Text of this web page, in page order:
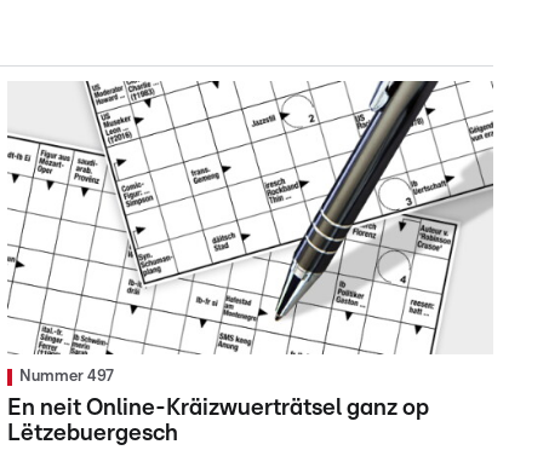
Nummer 497
En neit Online-Kräizwuerträtsel ganz op
Lëtzebuergesch